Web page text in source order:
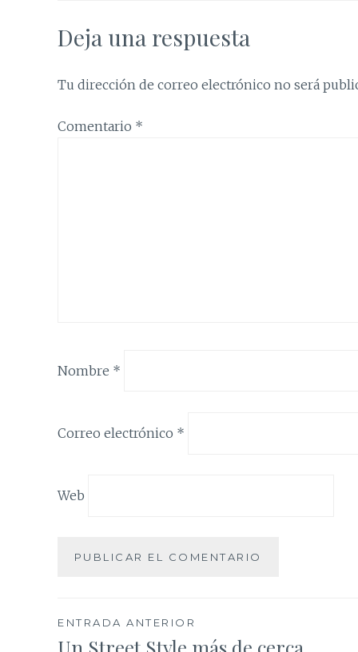
Deja una respuesta
Tu dirección de correo electrónico no será
Comentario *
Nombre *
Correo electrónico *
Web
Navegación
ENTRADA ANTERIOR